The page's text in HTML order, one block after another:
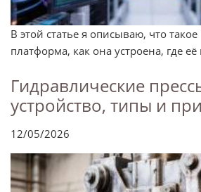
В этой статье я описываю, что
платформа, как она устроена, где
Гидравлические
устройство, типы и
12/05/2026